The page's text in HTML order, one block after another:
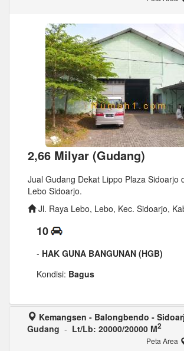
2,66 Milyar (Gudang)
Jual Gudang Dekat Lippo Plaza Sidoarjo
Lebo Sidoarjo.
Jl. Raya Lebo, Lebo, Kec. Sidoarjo,
10
- HAK GUNA BANGUNAN (HGB)
Kondisi: Bagus
Kemangsen - Balongbendo -
Gudang - Lt/Lb: 20000/20000 M2
Peta Area